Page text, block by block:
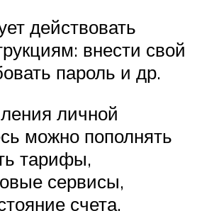
действовать
внести свой
пароль и др.
личной
можно пополнять
тарифы,
сервисы,
счета,